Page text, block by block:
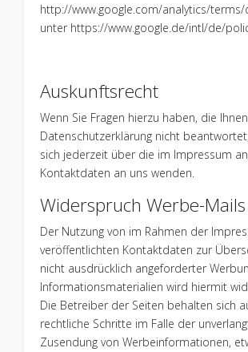
http://www.google.com/analytics/terms/
unter https://www.google.de/intl/de/
Auskunftsrecht
Wenn Sie Fragen hierzu haben, die
Datenschutzerklärung nicht
sich jederzeit über die im Impressum
Kontaktdaten an uns wenden.
Widerspruch Werbe-Mails
Der Nutzung von im Rahmen der
veröffentlichten Kontaktdaten zur
nicht ausdrücklich angeforderter
Informationsmaterialien wird hiermit
Die Betreiber der Seiten behalten sich
rechtliche Schritte im Falle der
Zusendung von Werbeinformationen,